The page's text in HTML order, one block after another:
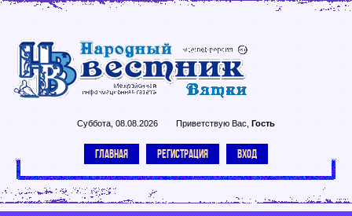
Суббота, 08.08.2026 Приветствую Вас Гость
ГЛАВНАЯ РЕГИСТРАЦИЯ ВХОД